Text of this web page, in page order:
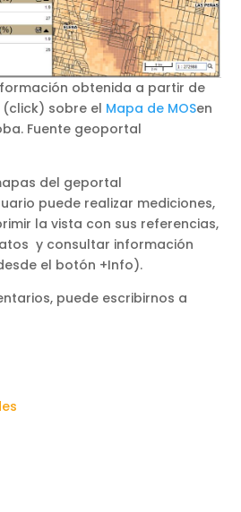
obtenida a partir de
sobre el Mapa de MOSen
Fuente geoportal
del geportal
puede realizar mediciones,
la vista con sus referencias,
y consultar información
el botón +Info).
puede escribirnos a